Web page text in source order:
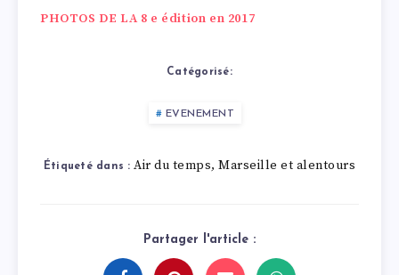
PHOTOS DE LA 8 e édition en 2017
Catégorisé:
EVENEMENT
Étiqueté dans : Air du temps,Marseille et alentours
Partager l'article :